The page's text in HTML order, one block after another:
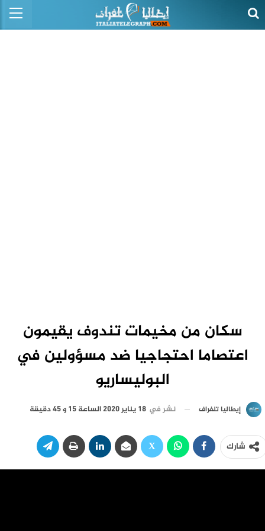
سكان من مخيمات تندوف يقيمون
اعتصاما احتجاجيا ضد مسؤولين في
البوليساريو
إيطاليا تلغراف نشر في 18 يناير 2020 الساعة 15 و 45 دقيقة
شارك